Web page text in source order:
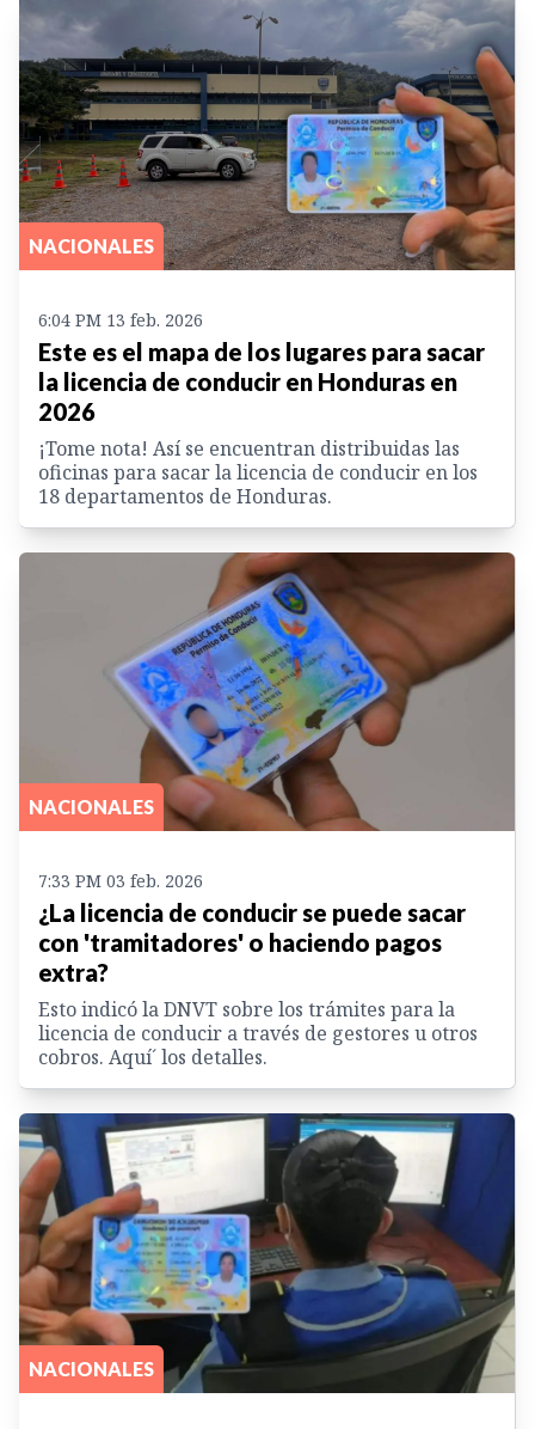
NACIONALES
6:04 PM 13 feb. 2026
Este es el mapa de los lugares para sacar
la licencia de conducir en Honduras en
2026
¡Tome nota! Así se encuentran distribuidas las
oficinas para sacar la licencia de conducir en los
18 departamentos de Honduras.
NACIONALES
7:33 PM 03 feb. 2026
¿La licencia de conducir se puede sacar
con 'tramitadores' o haciendo pagos
extra?
Esto indicó la DNVT sobre los trámites para la
licencia de conducir a través de gestores u otros
cobros. Aquí´ los detalles.
NACIONALES